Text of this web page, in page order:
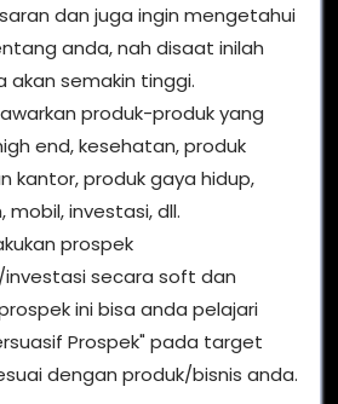
dan juga ingin mengetahui
anda, nah disaat inilah
akan semakin tinggi.
produk-produk yang
end, kesehatan, produk
kantor, produk gaya hidup,
investasi, dll.
prospek
secara soft dan
ini bisa anda pelajari
Prospek" pada target
dengan produk/bisnis anda.